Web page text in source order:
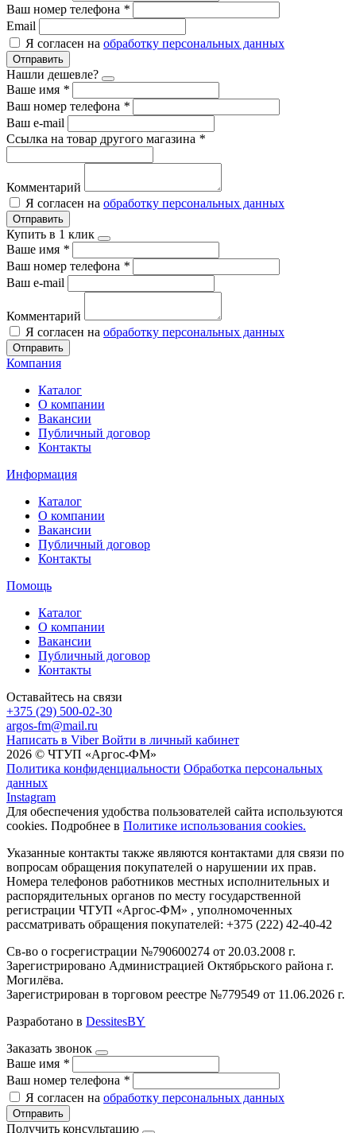
Ваш номер телефона *
Email
Я согласен на обработку персональных данных
Отправить
Нашли дешевле?
Ваше имя *
Ваш номер телефона *
Ваш e-mail
Ссылка на товар другого магазина *
Комментарий
Я согласен на обработку персональных данных
Отправить
Купить в 1 клик
Ваше имя *
Ваш номер телефона *
Ваш e-mail
Комментарий
Я согласен на обработку персональных данных
Отправить
Компания
Каталог
О компании
Вакансии
Публичный договор
Контакты
Информация
Каталог
О компании
Вакансии
Публичный договор
Контакты
Помощь
Каталог
О компании
Вакансии
Публичный договор
Контакты
Оставайтесь на связи
+375 (29) 500-02-30
argos-fm@mail.ru
Написать в Viber Войти в личный кабинет
2026 © ЧТУП «Аргос-ФМ»
Политика конфиденциальности Обработка персональных
данных
Instagram
Для обеспечения удобства пользователей сайта используются
cookies. Подробнее в Политике использования cookies.
Указанные контакты также являются контактами для связи по
вопросам обращения покупателей о нарушении их прав.
Номера телефонов работников местных исполнительных и
распорядительных органов по месту государственной
регистрации ЧТУП «Аргос-ФМ» , уполномоченных
рассматривать обращения покупателей: +375 (222) 42-40-42
Св-во о госрегистрации №790600274 от 20.03.2008 г.
Зарегистрировано Администрацией Октябрьского района г.
Могилёва.
Зарегистрирован в торговом реестре №779549 от 11.06.2026 г.
Разработано в DessitesBY
Заказать звонок
Ваше имя *
Ваш номер телефона *
Я согласен на обработку персональных данных
Отправить
Получить консультацию